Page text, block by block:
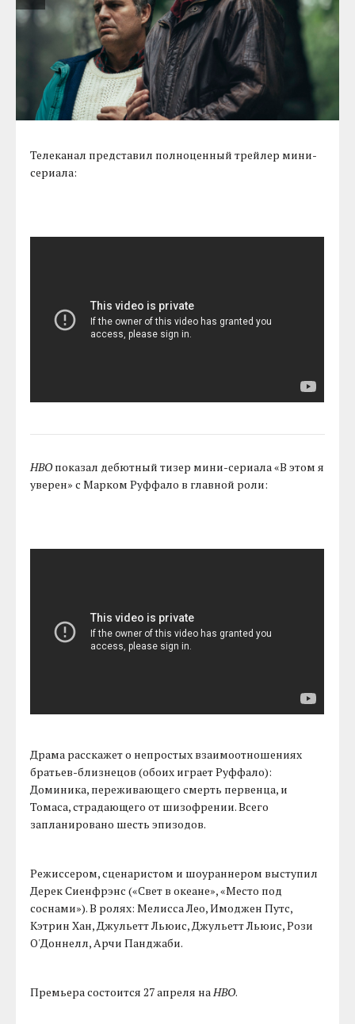
Телеканал представил полноценный трейлер мини-
сериала:
HBO показал дебютный тизер мини-сериала «В этом я
уверен» с Марком Руффало в главной роли:
Драма расскажет о непростых взаимоотношениях
братьев-близнецов (обоих играет Руффало):
Доминика, переживающего смерть первенца, и
Томаса, страдающего от шизофрении. Всего
запланировано шесть эпизодов.
Режиссером, сценаристом и шоураннером выступил
Дерек Сиенфрэнс («Свет в океане», «Место под
соснами»). В ролях: Мелисса Лео, Имоджен Путс,
Кэтрин Хан, Джульетт Льюис, Джульетт Льюис, Рози
О'Доннелл, Арчи Панджаби.
Премьера состоится 27 апреля наHBO.